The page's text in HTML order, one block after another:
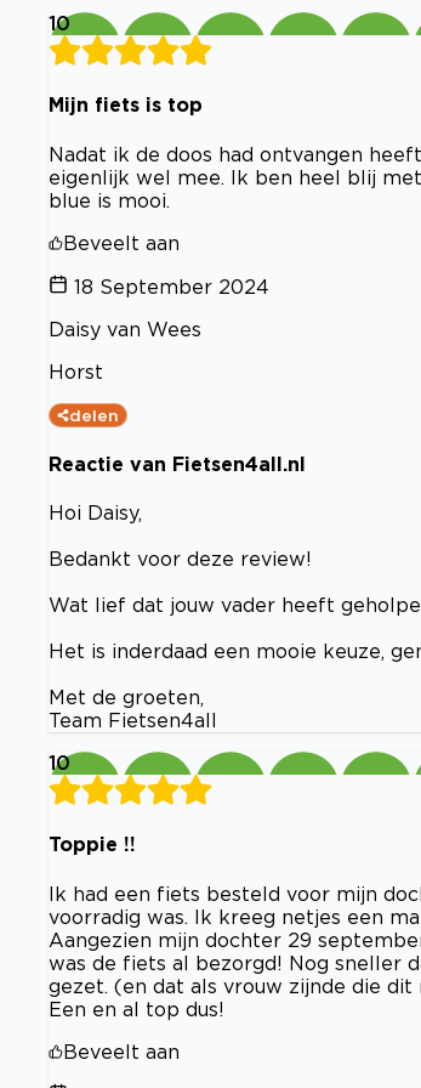
10
Mijn fiets is top
Nadat ik de doos had ontvangen
eigenlijk wel mee. Ik ben heel blij
blue is mooi.
Beveelt aan
18 September 2024
Daisy van Wees
Horst
delen
Reactie van Fietsen4all.nl
Hoi Daisy,
Bedankt voor deze review!
Wat lief dat jouw vader heeft
Het is inderdaad een mooie keuze,
Met de groeten,
Team Fietsen4all
10
Toppie !!
Ik had een fiets besteld voor mijn
voorradig was. Ik kreeg netjes een
Aangezien mijn dochter 29
was de fiets al bezorgd! Nog sneller
gezet. (en dat als vrouw zijnde die
Een en al top dus!
Beveelt aan